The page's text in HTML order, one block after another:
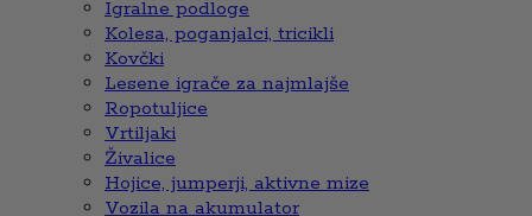
Igralne podloge
Kolesa, poganjalci, tricikli
Kovčki
Lesene igrače za najmlajše
Ropotuljice
Vrtiljaki
Živalice
Hojice, jumperji, aktivne mize
Vozila na akumulator